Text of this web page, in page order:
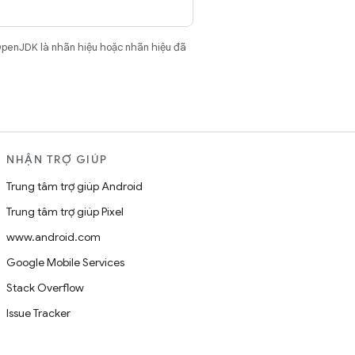
là nhãn hiệu hoặc nhãn hiệu đã
NHẬN TRỢ GIÚP
Trung tâm trợ giúp Android
Trung tâm trợ giúp Pixel
www.android.com
Google Mobile Services
Stack Overflow
Issue Tracker